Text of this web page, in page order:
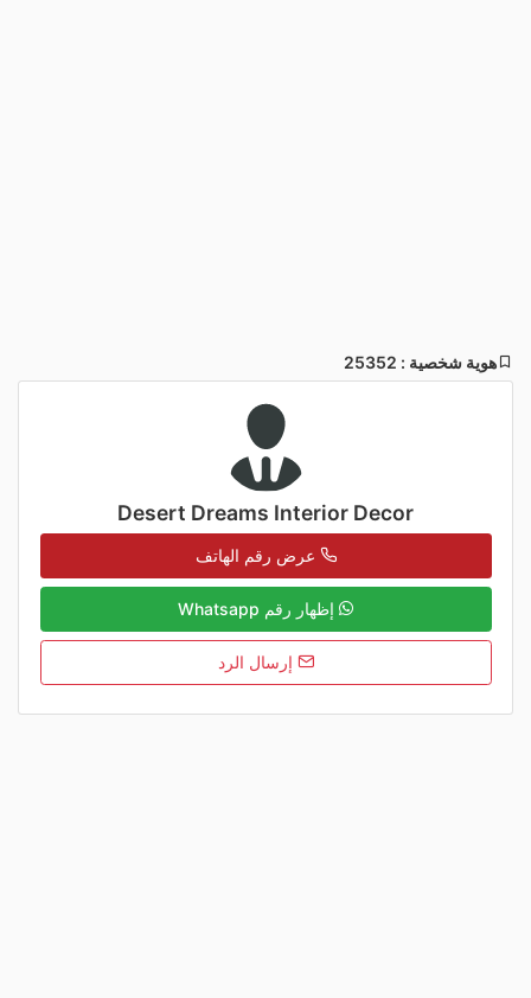
هوية شخصية : 25352
Desert Dreams Interior Decor
عرض رقم الهاتف
إظهار رقم Whatsapp
إرسال الرد